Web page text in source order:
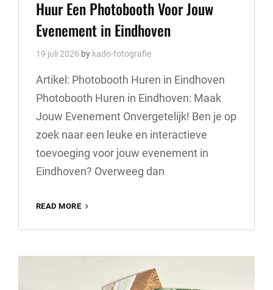
Huur Een Photobooth Voor Jouw
Evenement in Eindhoven
19 juli 2026 by kado-fotografie
Artikel: Photobooth Huren in Eindhoven
Photobooth Huren in Eindhoven: Maak
Jouw Evenement Onvergetelijk! Ben je op
zoek naar een leuke en interactieve
toevoeging voor jouw evenement in
Eindhoven? Overweeg dan
READ MORE
PHOTOBOOTH
JOUW